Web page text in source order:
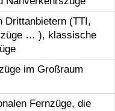
Drittanbietern (TTI,
… ), klassische
im Großraum
Fernzüge, die